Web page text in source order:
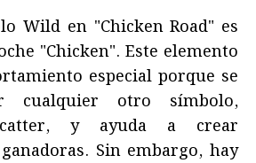
Wild en "Chicken Road" es
"Chicken". Este elemento
especial porque se
cualquier otro símbolo,
y ayuda a crear
Sin embargo, hay